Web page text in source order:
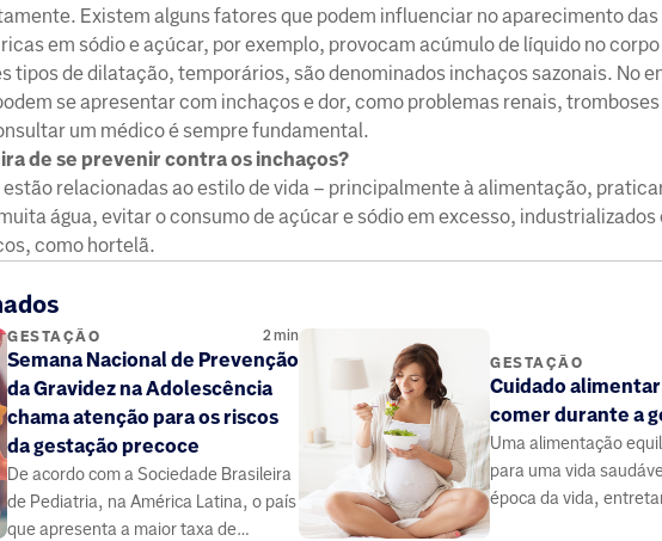
Existem alguns fatores que podem influenciar no aparecimento das
em sódio e açúcar, por exemplo, provocam acúmulo de líquido no
tipos de dilatação, temporários, são denominados inchaços sazonais. No
se apresentar com inchaços e dor, como problemas renais,
um médico é sempre fundamental.
de se prevenir contra os inchaços?
estão relacionadas ao estilo de vida – principalmente à alimentação,
água, evitar o consumo de açúcar e sódio em excesso, industrializados
como hortelã.
GESTAÇÃO 2min
Semana Nacional de Prevenção
da Gravidez na Adolescência
chama atenção para os riscos
da gestação precoce
De acordo com a Sociedade Brasileira
de Pediatria, na América Latina, o país
que apresenta a maior taxa de
GESTAÇÃO
Cuidado
comer durante a
Uma alimentação
para uma vida
época da vida,